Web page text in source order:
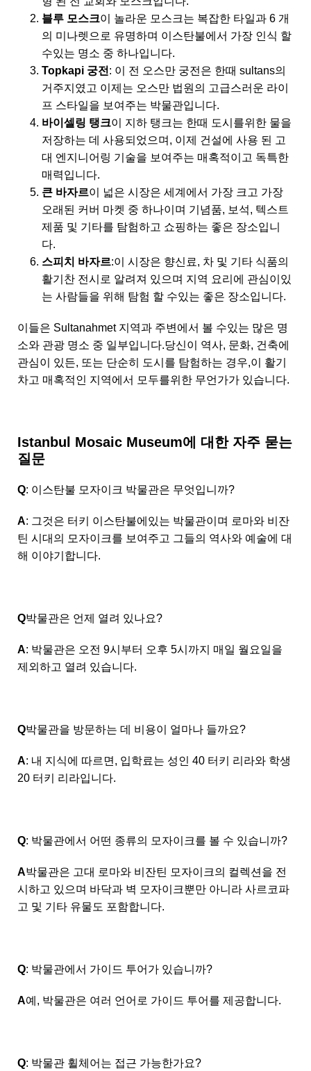
블루 모스크이 놀라운 모스크는 복잡한 타일과 6 개
의 미나렛으로 유명하며 이스탄불에서 가장 인식 할
수있는 명소 중 하나입니다.
Topkapi 궁전 : 이 전 오스만 궁전은 한때 sultans의
거주지였고 이제는 오스만 법원의 고급스러운 라이
프 스타일을 보여주는 박물관입니다.
바이셀링 탱크이 지하 탱크는 한때 도시를위한 물을
저장하는 데 사용되었으며, 이제 건설에 사용 된 고
대 엔지니어링 기술을 보여주는 매혹적이고 독특한
매력입니다.
큰 바자르이 넓은 시장은 세계에서 가장 크고 가장
오래된 커버 마켓 중 하나이며 기념품, 보석, 텍스트
제품 및 기타를 탐험하고 쇼핑하는 좋은 장소입니
다.
스피치 바자르:이 시장은 향신료, 차 및 기타 식품의
활기찬 전시로 알려져 있으며 지역 요리에 관심이있
는 사람들을 위해 탐험 할 수있는 좋은 장소입니다.
이들은 Sultanahmet 지역과 주변에서 볼 수있는 많은 명
소와 관광 명소 중 일부입니다.당신이 역사, 문화, 건축에
관심이 있든, 또는 단순히 도시를 탐험하는 경우,이 활기
차고 매혹적인 지역에서 모두를위한 무언가가 있습니다.
Istanbul Mosaic Museum에 대한 자주 묻는
질문
Q: 이스탄불 모자이크 박물관은 무엇입니까?
A: 그것은 터키 이스탄불에있는 박물관이며 로마와 비잔
틴 시대의 모자이크를 보여주고 그들의 역사와 예술에 대
해 이야기합니다.
Q박물관은 언제 열려 있나요?
A: 박물관은 오전 9시부터 오후 5시까지 매일 월요일을
제외하고 열려 있습니다.
Q박물관을 방문하는 데 비용이 얼마나 들까요?
A: 내 지식에 따르면, 입학료는 성인 40 터키 리라와 학생
20 터키 리라입니다.
Q: 박물관에서 어떤 종류의 모자이크를 볼 수 있습니까?
A박물관은 고대 로마와 비잔틴 모자이크의 컬렉션을 전
시하고 있으며 바닥과 벽 모자이크뿐만 아니라 사르코파
고 및 기타 유물도 포함합니다.
Q: 박물관에서 가이드 투어가 있습니까?
A예, 박물관은 여러 언어로 가이드 투어를 제공합니다.
Q: 박물관 휠체어는 접근 가능한가요?